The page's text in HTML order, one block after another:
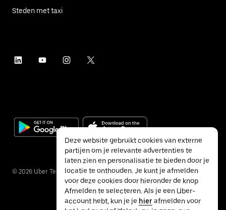
Steden met taxi
© 2026 Uber Technologies Inc.
Deze website gebruikt cookies van externe
partijen om je relevante advertenties te
laten zien en personalisatie te bieden door je
locatie te onthouden. Je kunt je afmelden
voor deze cookies door hieronder de knop
Afmelden te selecteren. Als je een Uber-
account hebt, kun je je hierafmelden voor